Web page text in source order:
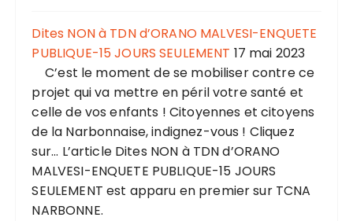
Dites NON à TDN d’ORANO MALVESI-ENQUETE
PUBLIQUE-15 JOURS SEULEMENT 17 mai 2023
C’est le moment de se mobiliser contre ce
projet qui va mettre en péril votre santé et
celle de vos enfants ! Citoyennes et citoyens
de la Narbonnaise, indignez-vous ! Cliquez
sur... L’article Dites NON à TDN d’ORANO
MALVESI-ENQUETE PUBLIQUE-15 JOURS
SEULEMENT est apparu en premier sur TCNA
NARBONNE.